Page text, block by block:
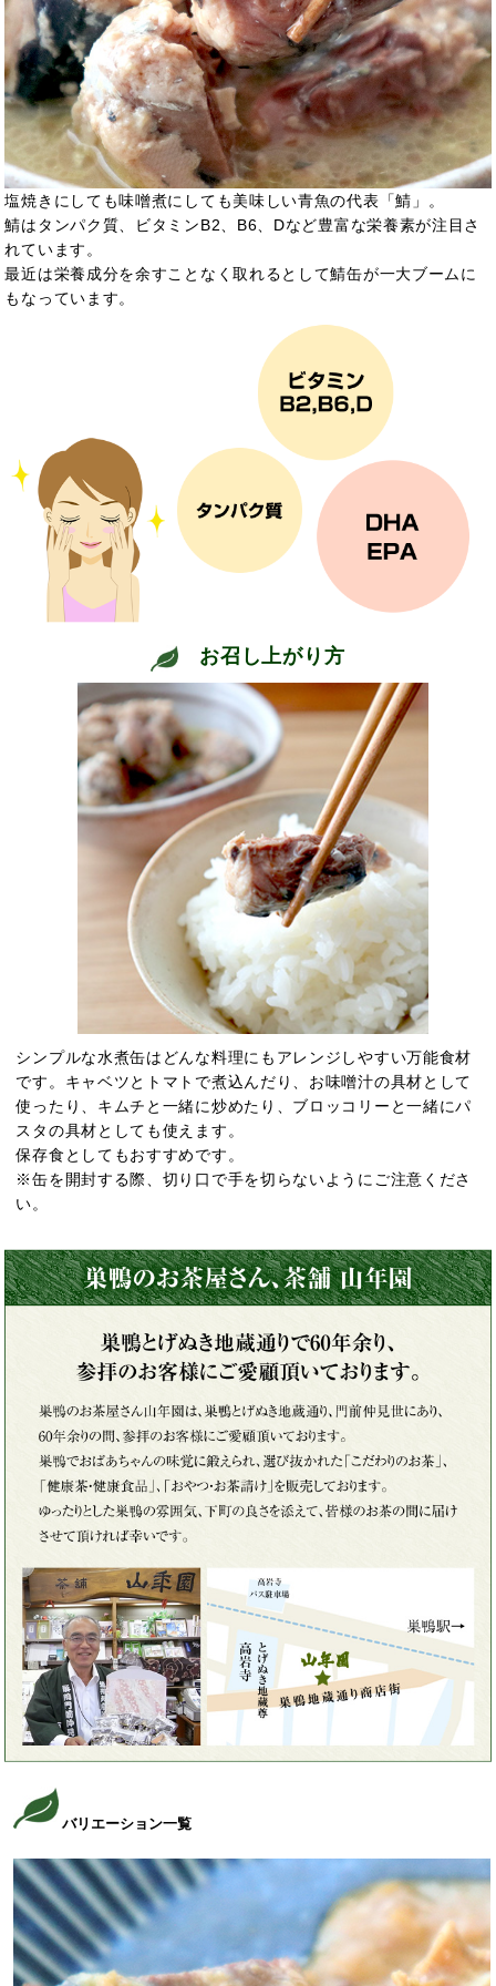
塩焼きにしても味噌煮にしても美味しい青魚の代表「鯖」。
鯖はタンパク質、ビタミンB2、B6、Dなど豊富な栄養素が注目さ
れています。
最近は栄養成分を余すことなく取れるとして鯖缶が一大ブームに
もなっています。
お召し上がり方
シンプルな水煮缶はどんな料理にもアレンジしやすい万能食材
です。キャベツとトマトで煮込んだり、お味噌汁の具材として
使ったり、キムチと一緒に炒めたり、ブロッコリーと一緒にパ
スタの具材としても使えます。
保存食としてもおすすめです。
※缶を開封する際、切り口で手を切らないようにご注意くださ
い。